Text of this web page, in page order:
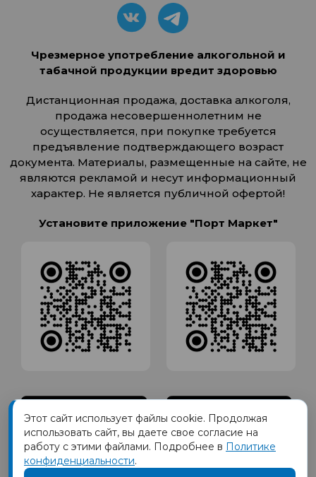
Чрезмерное употребление алкогольной и
табачной продукции вредит здоровью
Дистанционная продажа, доставка алкоголя,
продажа несовершеннолетним не
осуществляется, при покупке требуется
предъявление подтверждающего возраст
документа. Материалы, размещенные на сайте, не
являются рекламой и несут информационный
характер. Не является публичной офертой!
Установите приложение "Порт Маркет"
Товарный знак ПОРТ принадлежит Обществу с Ограниченной
ответственностью СИГМАТОРГ, ОГРН 1191690035570, ИНН 1655417189
Этот сайт использует файлы cookie. Продолжая
использовать сайт, вы даете свое согласие на
работу с этими файлами. Подробнее в Политике
конфиденциальности.